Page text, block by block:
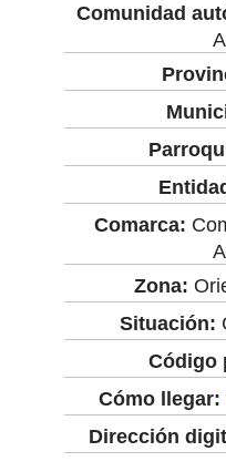
Comunidad
Comarca:
Zona:
Situación:
Código
Cómo llegar:
Dirección